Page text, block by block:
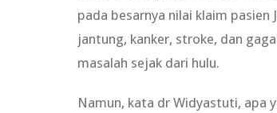
pada besarnya nilai klaim
jantung, kanker, stroke, dan
masalah sejak dari hulu.
Namun, kata dr Widyastuti, apa